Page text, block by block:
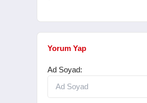
Yorum Yap
Ad Soyad: